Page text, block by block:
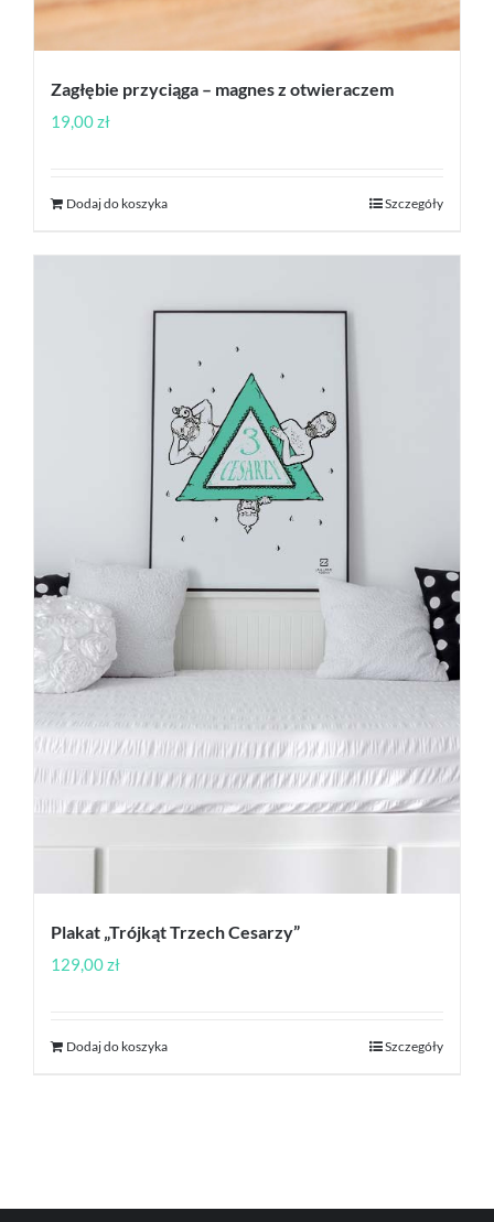
Zagłębie przyciąga – magnes z otwieraczem
19,00zł
Dodaj do koszyka Szczegóły
Plakat „Trójkąt Trzech Cesarzy”
129,00zł
Dodaj do koszyka Szczegóły